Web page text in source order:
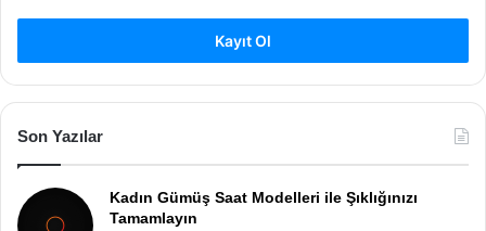
Kayıt Ol
Son Yazılar
Kadın Gümüş Saat Modelleri ile Şıklığınızı
Tamamlayın